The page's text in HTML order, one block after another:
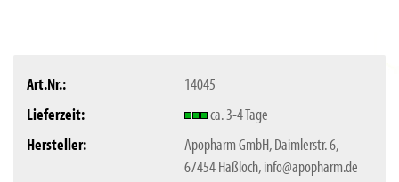
Art.Nr.:
14045
Lieferzeit:
ca. 3-4 Tage
Hersteller:
Apopharm GmbH, Daimlerstr. 6,
67454 Haßloch, info@apopharm.de